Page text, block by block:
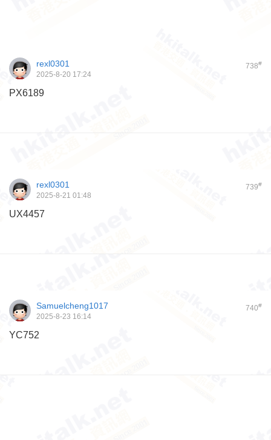
738#
rexl0301
2025-8-20 17:24
PX6189
739#
rexl0301
2025-8-21 01:48
UX4457
740#
Samuelcheng1017
2025-8-23 16:14
YC752